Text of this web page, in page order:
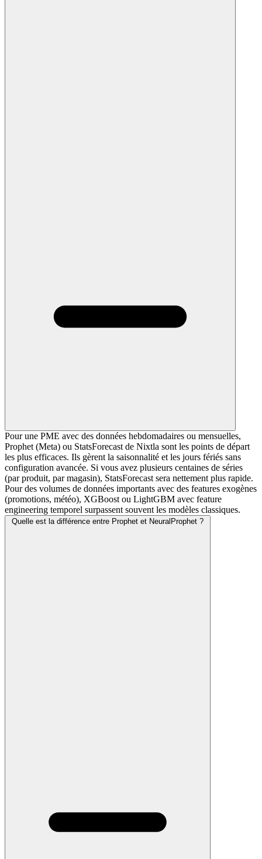
Pour une PME avec des données hebdomadaires ou mensuelles,
Prophet (Meta) ou StatsForecast de Nixtla sont les points de départ
les plus efficaces. Ils gèrent la saisonnalité et les jours fériés sans
configuration avancée. Si vous avez plusieurs centaines de séries
(par produit, par magasin), StatsForecast sera nettement plus rapide.
Pour des volumes de données importants avec des features exogènes
(promotions, météo), XGBoost ou LightGBM avec feature
engineering temporel surpassent souvent les modèles classiques.
Quelle est la différence entre Prophet et NeuralProphet ?